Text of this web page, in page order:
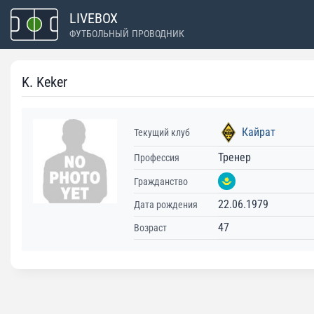
Перейти
содержимому
LIVEBOX
ФУТБОЛЬНЫЙ ПРОВОДНИК
K. Keker
Текущий клуб Кайрат
Профессия Тренер
Гражданство
Дата рождения 22.06.1979
Возраст 47